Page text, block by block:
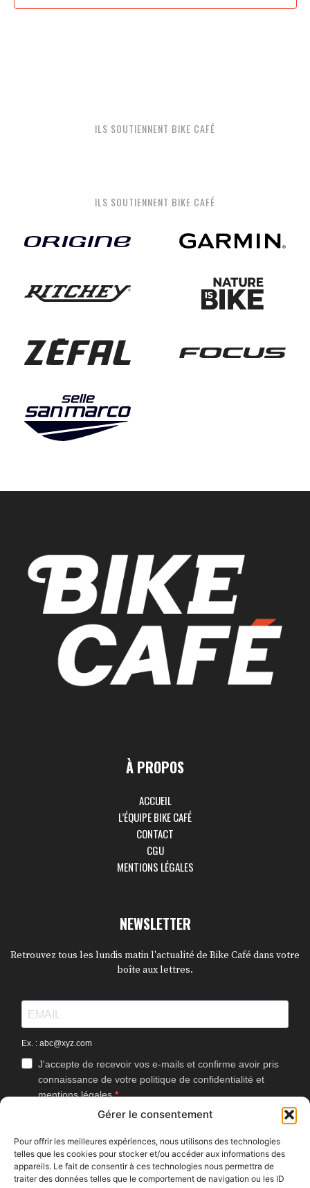
Gérer le consentement
Pour offrir les meilleures expériences, nous utilisons des technologies
telles que les cookies pour stocker et/ou accéder aux informations des
appareils. Le fait de consentir à ces technologies nous permettra de
traiter des données telles que le comportement de navigation ou les ID
À PROPOS
ACCUEIL
L’ÉQUIPE BIKE CAFÉ
CONTACT
CGU
MENTIONS LÉGALES
NEWSLETTER
Retrouvez tous les lundis matin l'actualité de Bike Café dans votre
boîte aux lettres.
Ex. : abc@xyz.com
J'accepte de recevoir vos e-mails et confirme avoir pris
connaissance de votre politique de confidentialité et
mentions légales.
Vous pouvez vous désinscrire à tout moment en cliquant sur le lien
J'accepte que Bike Café mesure l'ouverture des
newsletters afin d'améliorer les contenus proposés.